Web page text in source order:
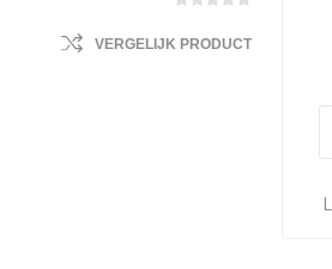
VERGELIJK PRODUCT